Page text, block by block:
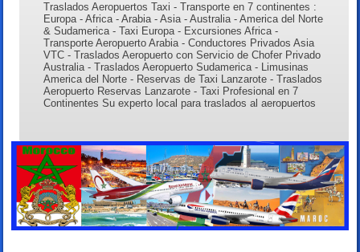
Traslados Aeropuertos Taxi - Transporte en 7 continentes :
Europa - Africa - Arabia - Asia - Australia - America del Norte
& Sudamerica - Taxi Europa - Excursiones Africa -
Transporte Aeropuerto Arabia - Conductores Privados Asia
VTC - Traslados Aeropuerto con Servicio de Chofer Privado
Australia - Traslados Aeropuerto Sudamerica - Limusinas
America del Norte - Reservas de Taxi Lanzarote - Traslados
Aeropuerto Reservas Lanzarote - Taxi Profesional en 7
Continentes Su experto local para traslados al aeropuertos